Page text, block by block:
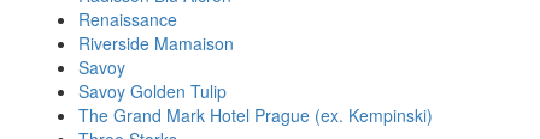
Renaissance
Riverside Mamaison
Savoy
Savoy Golden Tulip
The Grand Mark Hotel Prague (ex. Kempinski)